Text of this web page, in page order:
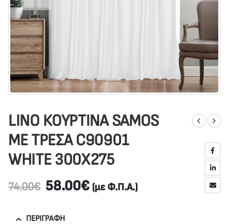
LINO ΚΟΥΡΤΙΝΑ SAMOS
ΜΕ ΤΡΕΣΑ C90901
WHITE 300Χ275
74.00€ 58.00€ (με Φ.Π.Α.)
ΠΕΡΙΓΡΑΦΉ